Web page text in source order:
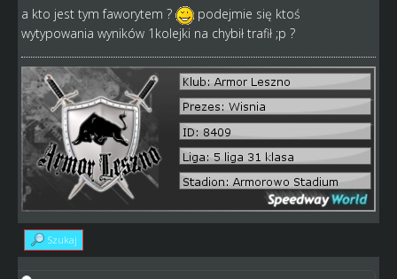
a kto jest tym faworytem ?
podejmie się ktoś
wytypowania wyników 1kolejki na chybił trafił ;p ?
Szukaj